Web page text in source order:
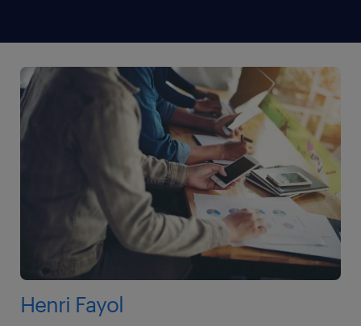
Henri Fayol